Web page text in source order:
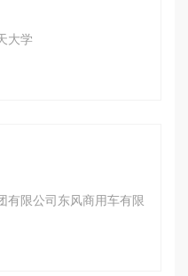
大学
有限公司东风商用车有限